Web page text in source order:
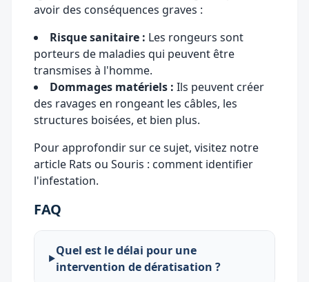
avoir des conséquences graves :
Risque sanitaire : Les rongeurs sont
porteurs de maladies qui peuvent être
transmises à l'homme.
Dommages matériels : Ils peuvent créer
des ravages en rongeant les câbles, les
structures boisées, et bien plus.
Pour approfondir sur ce sujet, visitez notre
article Rats ou Souris : comment identifier
l'infestation.
FAQ
Quel est le délai pour une
intervention de dératisation ?